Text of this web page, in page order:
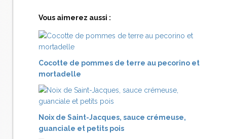
Vous aimerez aussi :
Cocotte de pommes de terre au pecorino et
mortadelle
Noix de Saint-Jacques, sauce crémeuse,
guanciale et petits pois